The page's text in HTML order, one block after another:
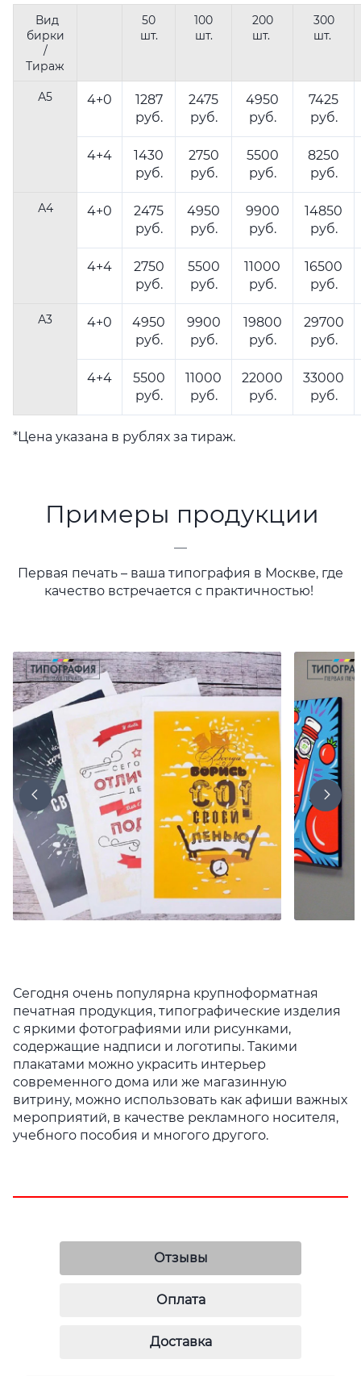
Вид
бирки
/
Тираж
50
шт.
100
шт.
200
шт.
300
шт.
А5 4+0
1287
руб.
2475
руб.
4950
руб.
7425
руб.
4+4
1430
руб.
2750
руб.
5500
руб.
8250
руб.
А4 4+0
2475
руб.
4950
руб.
9900
руб.
14850
руб.
4+4
2750
руб.
5500
руб.
11000
руб.
16500
руб.
А3 4+0
4950
руб.
9900
руб.
19800
руб.
29700
руб.
4+4
5500
руб.
11000
руб.
22000
руб.
33000
руб.
*Цена указана в рублях за тираж.
Примеры продукции
—
Первая печать – ваша типография в Москве, где
качество встречается с практичностью!
Сегодня очень популярна крупноформатная
печатная продукция, типографические изделия
с яркими фотографиями или рисунками,
содержащие надписи и логотипы. Такими
плакатами можно украсить интерьер
современного дома или же магазинную
витрину, можно использовать как афиши важных
мероприятий, в качестве рекламного носителя,
учебного пособия и многого другого.
Отзывы
Оплата
Доставка